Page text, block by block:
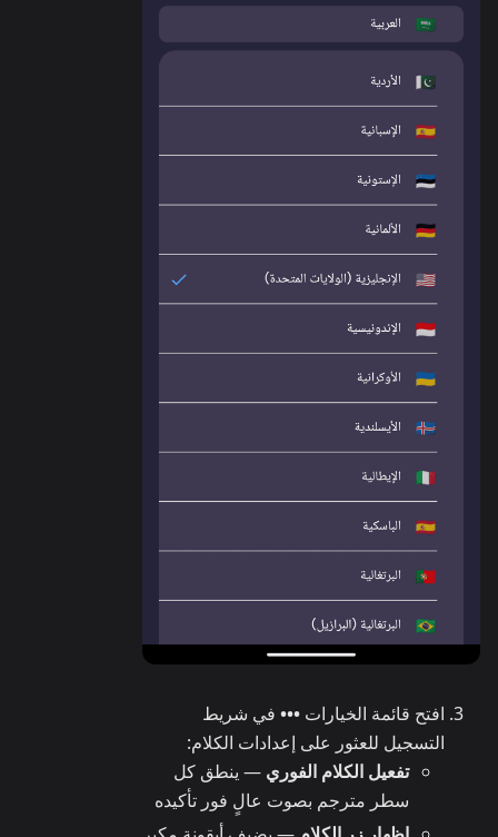
افتح قائمة الخيارات ••• في شريط
التسجيل للعثور على إعدادات الكلام:
تفعيل الكلام الفوري — ينطق كل
سطر مترجم بصوت عالٍ فور تأكيده